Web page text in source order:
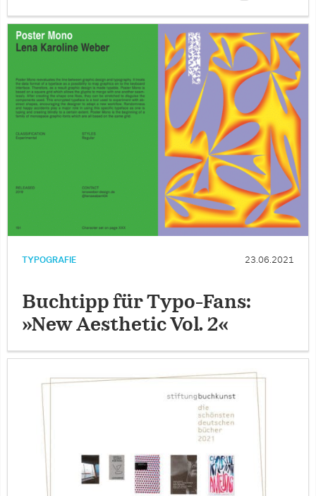
TYPOGRAFIE 23.06.2021
Buchtipp für Typo-Fans:
»New Aesthetic Vol. 2«